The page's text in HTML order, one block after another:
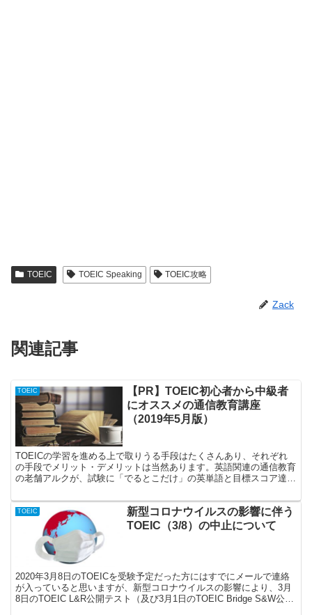
TOEIC TOEIC Speaking TOEIC攻略
Zack
関連記事
TOEIC
【PR】TOEIC初心者から中級者
にオススメの通信教育講座
（2019年5月版）
TOEICの学習を進める上で取りうる手段はたくさんあり、それぞれ
の手段でメリット・デメリットは当然あります。英語関連の通信教育
の老舗アルクが、試験に「でるとこだけ」の英単語と目標スコア達成
月2日（日）まで）で提供していますのでご紹介します。
TOEIC
新型コロナウイルスの影響に伴う
TOEIC（3/8）の中止について
2020年3月8日のTOEICを受験予定だった方にはすでにメールで連絡
が入っていると思いますが、新型コロナウイルスの影響により、3月
8日のTOEIC L&R公開テスト（及び3月1日のTOEIC Bridge S&W公開